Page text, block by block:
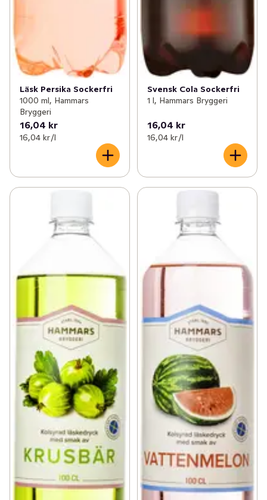
Läsk Persika Sockerfri
1000 ml, Hammars
Bryggeri
16,04 kr
16,04 kr /l
Svensk Cola Sockerfri
1 l, Hammars Bryggeri
16,04 kr
16,04 kr /l